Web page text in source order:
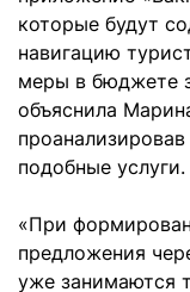
которые будут
навигацию
меры в бюджете
объяснила
подобные услуги.
«При
предложения
уже занимаются